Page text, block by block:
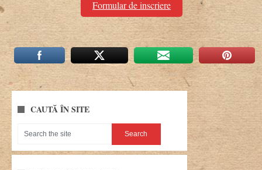
Formular de inscriere
CAUTĂ ÎN SITE